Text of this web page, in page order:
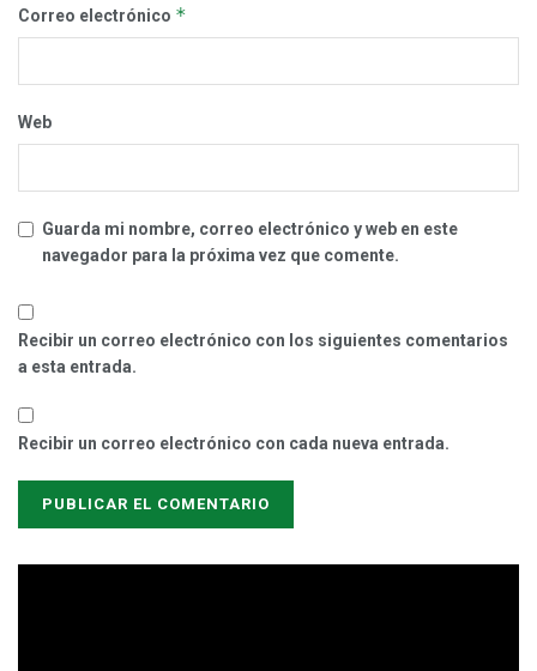
Correo electrónico *
Web
Guarda mi nombre, correo electrónico y web en este
navegador para la próxima vez que comente.
Recibir un correo electrónico con los siguientes comentarios
a esta entrada.
Recibir un correo electrónico con cada nueva entrada.